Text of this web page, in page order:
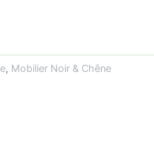
, Mobilier Noir & Chêne